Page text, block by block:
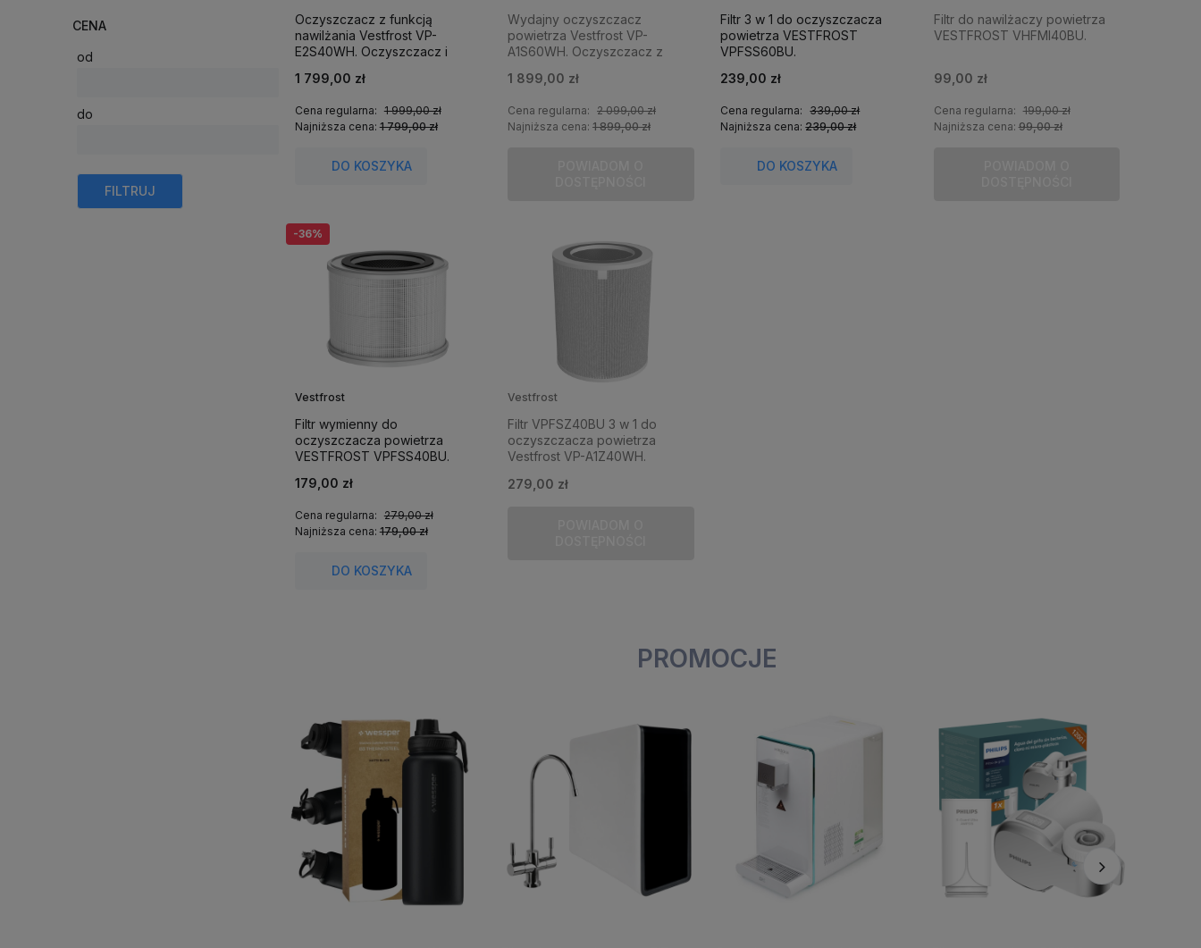
CENA
od
do
FILTRUJ
Oczyszczacz z funkcją
nawilżania Vestfrost VP-
E2S40WH. Oczyszczacz i
urządzeniu do 40 metrów
1 799,00 zł
Cena regularna: 1 999,00 zł
Najniższa cena:1 799,00 zł
DO KOSZYKA
Wydajny oczyszczacz
powietrza Vestfrost VP-
A1S60WH. Oczyszczacz z
podłączeniem Wi-Fi.
kwadratowych.
1 899,00 zł
Cena regularna:
2 099,00 zł
Najniższa cena:1 899,00 zł
Filtr 3 w 1 do oczyszczacza
powietrza VESTFROST
VPFSS60BU.
239,00 zł
Cena regularna:
339,00 zł
Najniższa cena:239,00 zł
DO KOSZYKA
Filtr do nawilżaczy powietrza
VESTFROST VHFMI40BU.
99,00 zł
Cena regularna: 199,00 zł
Najniższa cena:99,00 zł
Vestfrost
Filtr wymienny do
oczyszczacza powietrza
VESTFROST VPFSS40BU.
179,00 zł
Cena regularna: 279,00 zł
Najniższa cena:179,00 zł
DO KOSZYKA
-36%
Vestfrost
Filtr VPFSZ40BU 3 w 1 do
oczyszczacza powietrza
Vestfrost VP-A1Z40WH.
279,00 zł
PROMOCJE